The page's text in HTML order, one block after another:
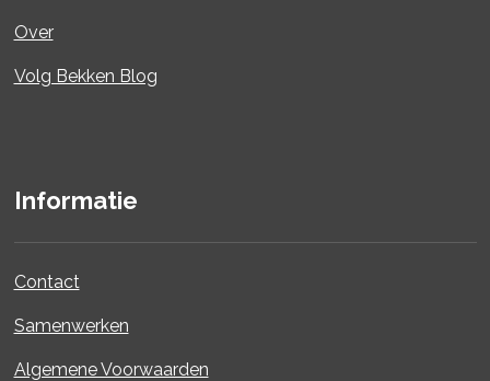
Over
Volg Bekken Blog
Informatie
Contact
Samenwerken
Algemene Voorwaarden